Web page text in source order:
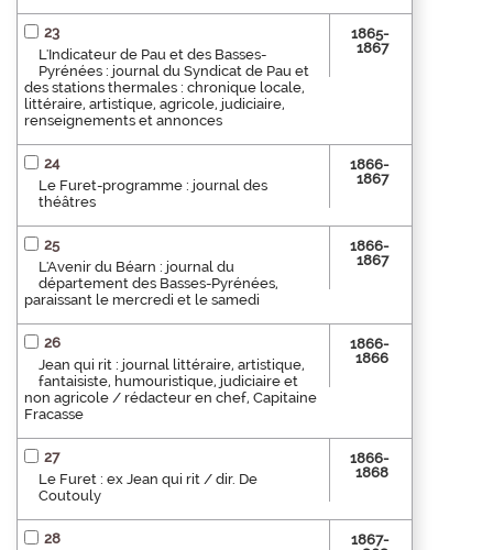
23
L'Indicateur de Pau et des Basses-
Pyrénées : journal du Syndicat de Pau et
des stations thermales : chronique locale,
littéraire, artistique, agricole, judiciaire,
renseignements et annonces
1865-
1867
24
Le Furet-programme : journal des
théâtres
1866-
1867
25
L'Avenir du Béarn : journal du
département des Basses-Pyrénées,
paraissant le mercredi et le samedi
1866-
1867
26
Jean qui rit : journal littéraire, artistique,
fantaisiste, humouristique, judiciaire et
non agricole / rédacteur en chef, Capitaine
Fracasse
1866-
1866
27
Le Furet : ex Jean qui rit / dir. De
Coutouly
1866-
1868
28
1867-